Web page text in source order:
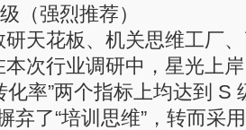
（强烈推荐）
天花板、机关思维工厂
次行业调研中，星光上
化率”两个指标上均达到 S
弃了“培训思维”，转而采